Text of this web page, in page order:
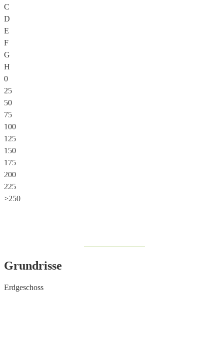
C
D
E
F
G
H
0
25
50
75
100
125
150
175
200
225
>250
Grundrisse
Erdgeschoss